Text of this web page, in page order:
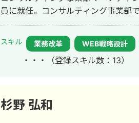
員に就任。コンサルティング事業部
に現在月600件ほどのリードを獲得。 2024年にアイデックス株式会社を
し、製造業や放送局のAI導入・業務
ム開発事業を手掛ける。
スキル 業務改革 WEB戦略設計
・・・ （登録スキル数：13）
杉野 弘和